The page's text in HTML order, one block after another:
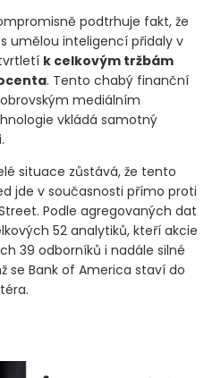
podtrhuje fakt, že
umělou inteligencí přidaly v
k celkovým tržbám
. Tento chabý finanční
mediálním
vkládá samotný
situace zůstává, že tento
jde v současnosti přímo proti
Podle agregovaných dat
52 analytiků, kteří akcie
39 odborníků i nadále silné
se Bank of America staví do
softwarového